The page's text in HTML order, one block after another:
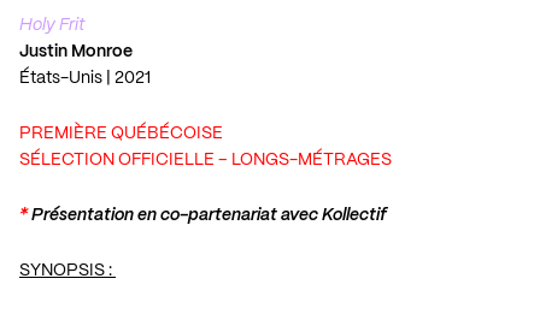
Holy Frit
Justin Monroe
États-Unis | 2021
PREMIÈRE QUÉBÉCOISE
SÉLECTION OFFICIELLE – LONGS-MÉTRAGES
*Présentation en co-partenariat avec Kollectif
SYNOPSIS :